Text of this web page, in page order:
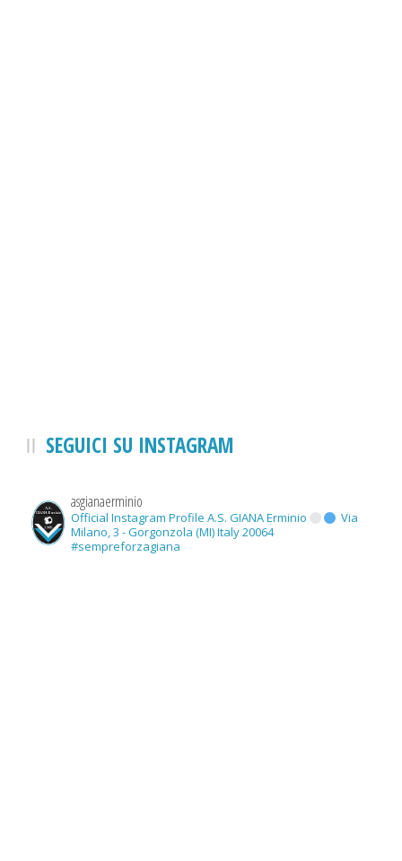
SEGUICI SU INSTAGRAM
asgianaerminio
Official Instagram Profile A.S. GIANA Erminio
Via
Milano, 3 - Gorgonzola (MI) Italy 20064
#sempreforzagiana